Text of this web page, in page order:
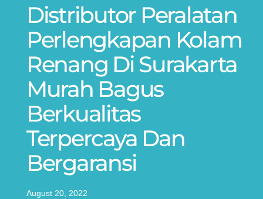
Distributor Peralatan
Perlengkapan Kolam
Renang Di Surakarta
Murah Bagus
Berkualitas
Terpercaya Dan
Bergaransi
August 20, 2022